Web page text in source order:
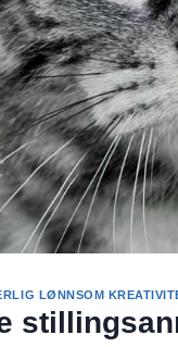
LØNNSOM